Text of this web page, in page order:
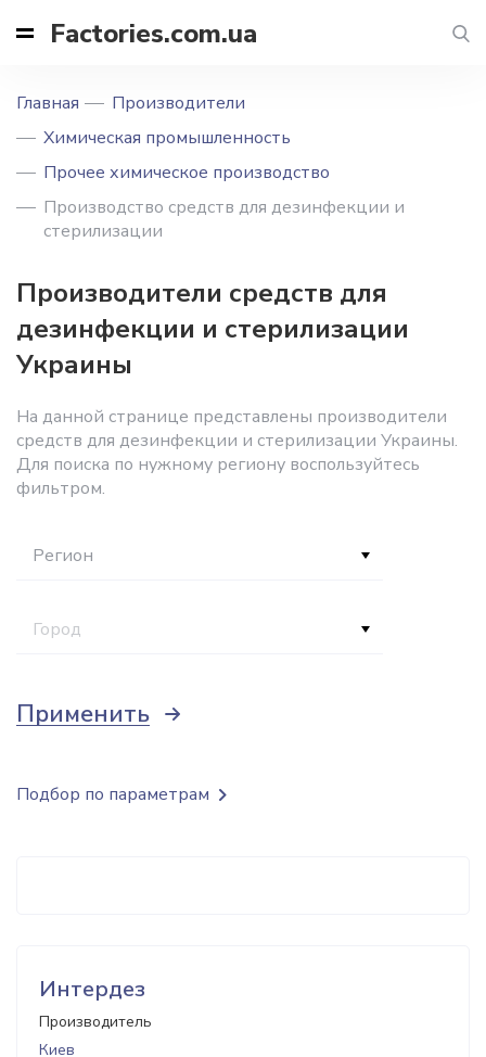
Factories.com.ua
Главная
Производители
Химическая промышленность
Прочее химическое производство
Производство средств для дезинфекции и
стерилизации
Производители средств для
дезинфекции и стерилизации
Украины
На данной странице представлены производители
средств для дезинфекции и стерилизации Украины.
Для поиска по нужному региону воспользуйтесь
фильтром.
Регион
Город
Применить
Интердез
Производитель
Киев
Подбор по параметрам